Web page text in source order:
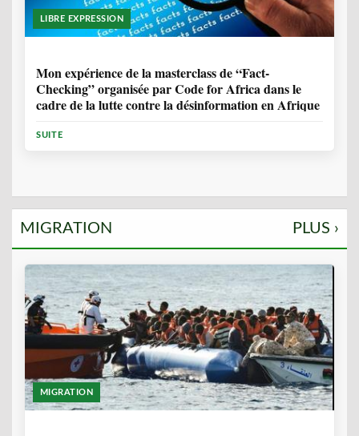
LIBRE EXPRESSION
Mon expérience de la masterclass de “Fact-
Checking” organisée par Code for Africa dans le
cadre de la lutte contre la désinformation en Afrique
SUITE
MIGRATION PLUS ›
MIGRATION